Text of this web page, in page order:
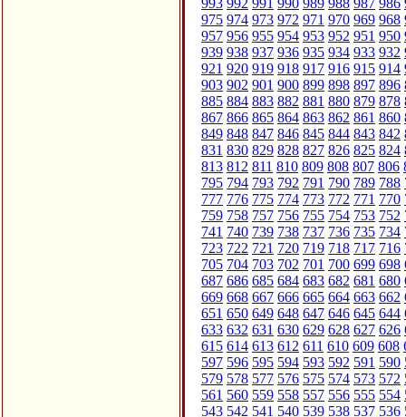
993 992 991 990 989 988 987 986
975 974 973 972 971 970 969 968
957 956 955 954 953 952 951 950
939 938 937 936 935 934 933 932
921 920 919 918 917 916 915 914
903 902 901 900 899 898 897 896
885 884 883 882 881 880 879 878
867 866 865 864 863 862 861 860
849 848 847 846 845 844 843 842
831 830 829 828 827 826 825 824
813 812 811 810 809 808 807 806
795 794 793 792 791 790 789 788
777 776 775 774 773 772 771 770
759 758 757 756 755 754 753 752
741 740 739 738 737 736 735 734
723 722 721 720 719 718 717 716
705 704 703 702 701 700 699 698
687 686 685 684 683 682 681 680
669 668 667 666 665 664 663 662
651 650 649 648 647 646 645 644
633 632 631 630 629 628 627 626
615 614 613 612 611 610 609 608
597 596 595 594 593 592 591 590
579 578 577 576 575 574 573 572
561 560 559 558 557 556 555 554
543 542 541 540 539 538 537 536